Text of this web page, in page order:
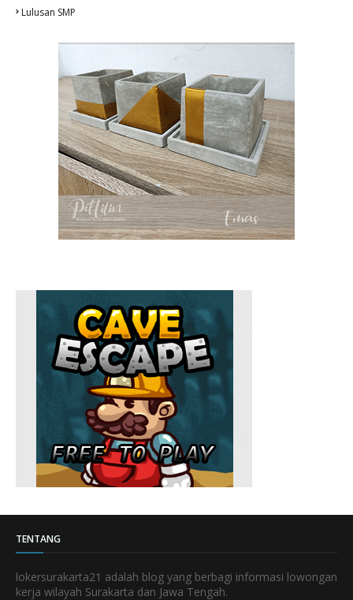
Lulusan SMP
TENTANG
lokersurakarta21 adalah blog yang berbagi informasi lowongan
kerja wilayah Surakarta dan Jawa Tengah.